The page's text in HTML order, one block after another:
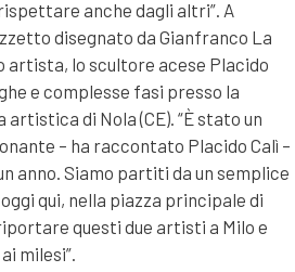
anche dagli altri”. A
disegnato da Gianfranco La
artista, lo scultore acese Placido
e complesse fasi presso la
di Nola (CE). “È stato un
– ha raccontato Placido Calì –
anno. Siamo partiti da un semplice
qui, nella piazza principale di
questi due artisti a Milo e
milesi”.